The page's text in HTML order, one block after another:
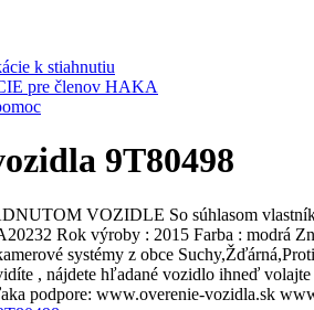
k stiahnutiu
pre členov HAKA
9T80498
VOZIDLE So súhlasom
Rok výroby : 2015 Farba : modrá
systémy z obce
, nájdete hľadané vozidlo ihneď
podpore: www.overenie-vozidla.sk